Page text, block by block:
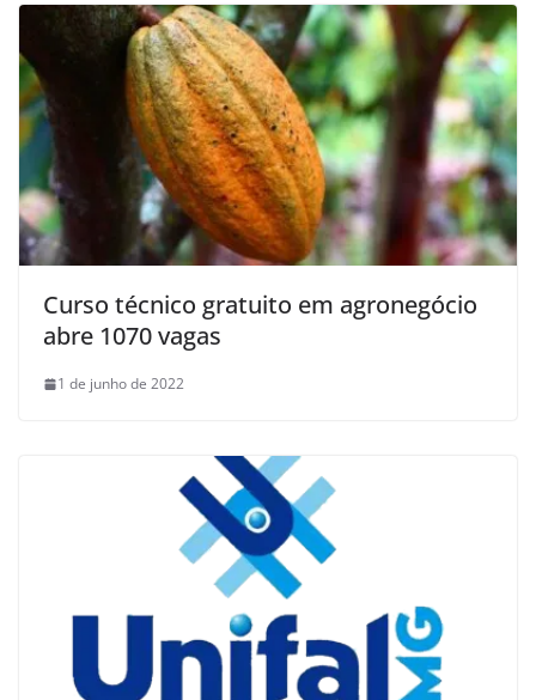
Curso técnico gratuito em agronegócio
abre 1070 vagas
1 de junho de 2022